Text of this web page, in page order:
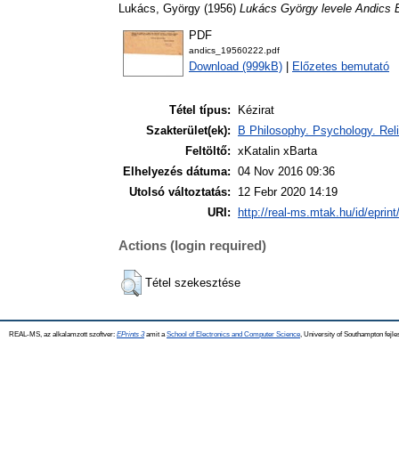
Lukács, György (1956) Lukács György levele Andics
PDF
andics_19560222.pdf
Download (999kB) Előzetes bemutató
Tétel típus:
Kézirat
Szakterület(ek):
B Philosophy. Psychology.
Feltöltő: xKatalin xBarta
Elhelyezés dátuma: 04 Nov 2016 09:36
Utolsó változtatás:
12 Febr 2020 14:19
URI:
http://real-ms.mtak.hu/id/
Actions (login required)
Tétel szekesztése
REAL-MS, az alkalamzott szoftver: EPrints 3amit a School of Electronics and Computer Science , University of Southampton